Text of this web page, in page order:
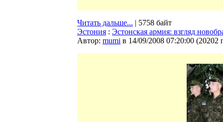
Читать дальше... | 5758 байт
Эстония : Эстонская армия: взгляд
Автор: mumi в 14/09/2008 07:20:00 (20202